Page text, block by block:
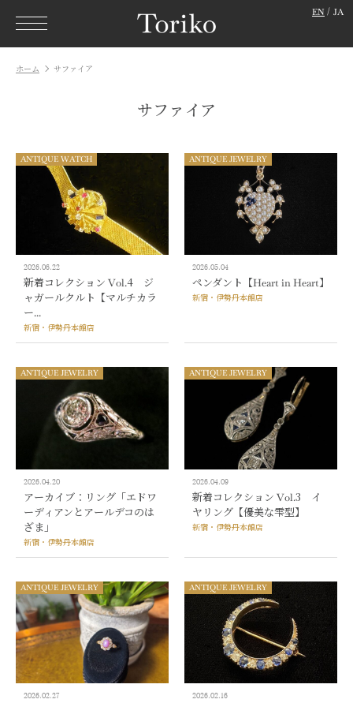
EN JA
ホーム サファイア
サファイア
ANTIQUE WATCH
2026.06.22
新着コレクション Vol.4 ジ
ャガールクルト【マルチカラ
ー...
新宿・伊勢丹本館店
ANTIQUE JEWELRY
2026.05.04
ペンダント【Heart in Heart】
新宿・伊勢丹本館店
ANTIQUE JEWELRY
2026.04.20
アーカイブ：リング「エドワ
ーディアンとアールデコのは
ざま」
新宿・伊勢丹本館店
ANTIQUE JEWELRY
2026.04.09
新着コレクション Vol.3 イ
ヤリング【優美な雫型】
新宿・伊勢丹本館店
ANTIQUE JEWELRY
2026.02.27
ANTIQUE JEWELRY
2026.02.16